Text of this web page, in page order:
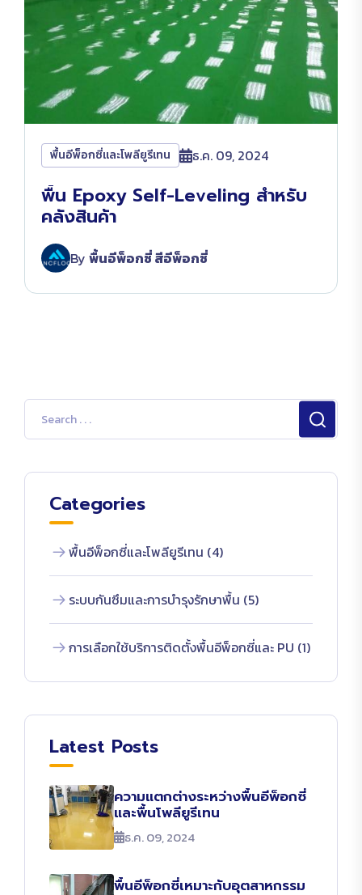
พื้นอีพ็อกซี่และโพลียูรีเทน ธ.ค. 09, 2024
พื้น Epoxy Self-Leveling สำหรับ
คลังสินค้า
By พื้นอีพ็อกซี่ สีอีพ็อกซี่
Categories
พื้นอีพ็อกซี่และโพลียูรีเทน (4)
ระบบกันซึมและการบำรุงรักษาพื้น (5)
การเลือกใช้บริการติดตั้งพื้นอีพ็อกซี่และ PU (1)
Latest Posts
ความแตกต่างระหว่างพื้นอีพ็อกซี่
และพื้นโพลียูรีเทน
ธ.ค. 09, 2024
พื้นอีพ็อกซี่เหมาะกับอุตสาหกรรม